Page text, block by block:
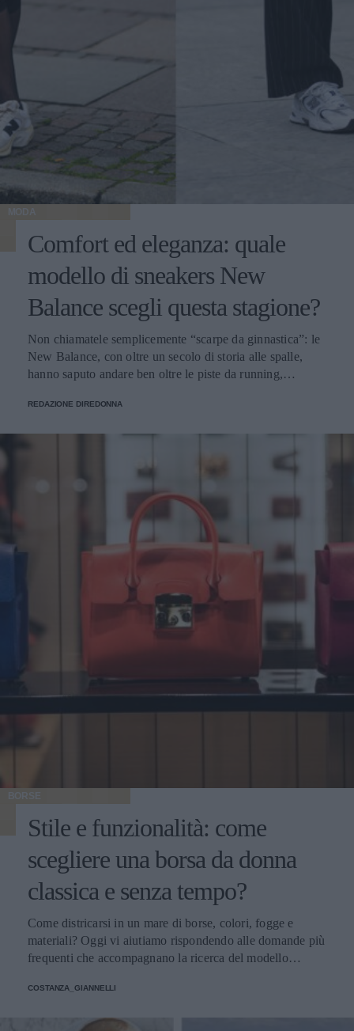
MODA
Comfort ed eleganza: quale
modello di sneakers New
Balance scegli questa stagione?
Non chiamatele semplicemente “scarpe da ginnastica”: le
New Balance, con oltre un secolo di storia alle spalle,
hanno saputo andare ben oltre le piste da running,
REDAZIONE DIREDONNA
BORSE
Stile e funzionalità: come
scegliere una borsa da donna
classica e senza tempo?
Come districarsi in un mare di borse, colori, fogge e
materiali? Oggi vi aiutiamo rispondendo alle domande più
frequenti che accompagnano la ricerca del modello
COSTANZA_GIANNELLI